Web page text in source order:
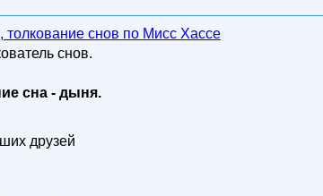
снов по Мисс Хассе
снов.
сна - дыня.
друзей